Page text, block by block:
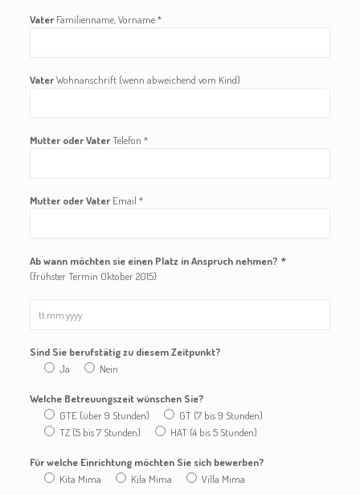
VaterFamilienname, Vorname *
VaterWohnanschrift (wenn abweichend vom Kind)
Mutter oder VaterTelefon *
Mutter oder VaterEmail *
Ab wann möchten sie einen Platz in Anspruch nehmen? *
(frühster Termin Oktober 2015)
Sind Sie berufstätig zu diesem Zeitpunkt?
Ja
Nein
Welche Betreuungszeit wünschen Sie?
GTE (über 9 Stunden)
GT (7 bis 9 Stunden)
TZ (5 bis 7 Stunden)
HAT (4 bis 5 Stunden)
Für welche Einrichtung möchten Sie sich bewerben?
Kita Mima
Kila Mima Villa Mima